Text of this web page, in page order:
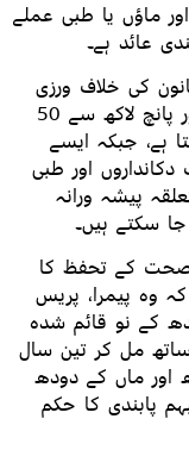
ماؤں یا طبی عملے
عائد ہے۔
کی خلاف ورزی
کرنے والی کمپنیوں کو دو سال تک قید اور پانچ لاکھ سے 50
ہے، جبکہ ایسے
اور طبی
پیشہ ورانہ
سکتے ہیں۔
کے تحفظ کا
وہ پیمرا، پریس
کے نو قائم شدہ
ساتھ مل کر تین سال
اور ماں کے دودھ
پابندی کا حکم